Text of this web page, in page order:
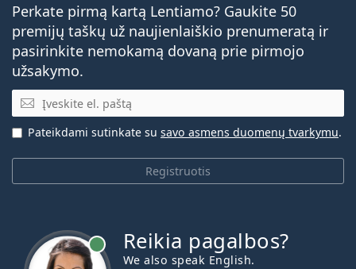
Perkate pirmą kartą Lentiamo? Gaukite 50
premijų taškų už naujienlaiškio prenumeratą ir
pasirinkite nemokamą dovaną prie pirmojo
užsakymo.
El. pašto adresas
Registruotis
Pateikdami sutinkate su savo asmens duomenų tvarkymu.
Reikia pagalbos?
We also speak English.